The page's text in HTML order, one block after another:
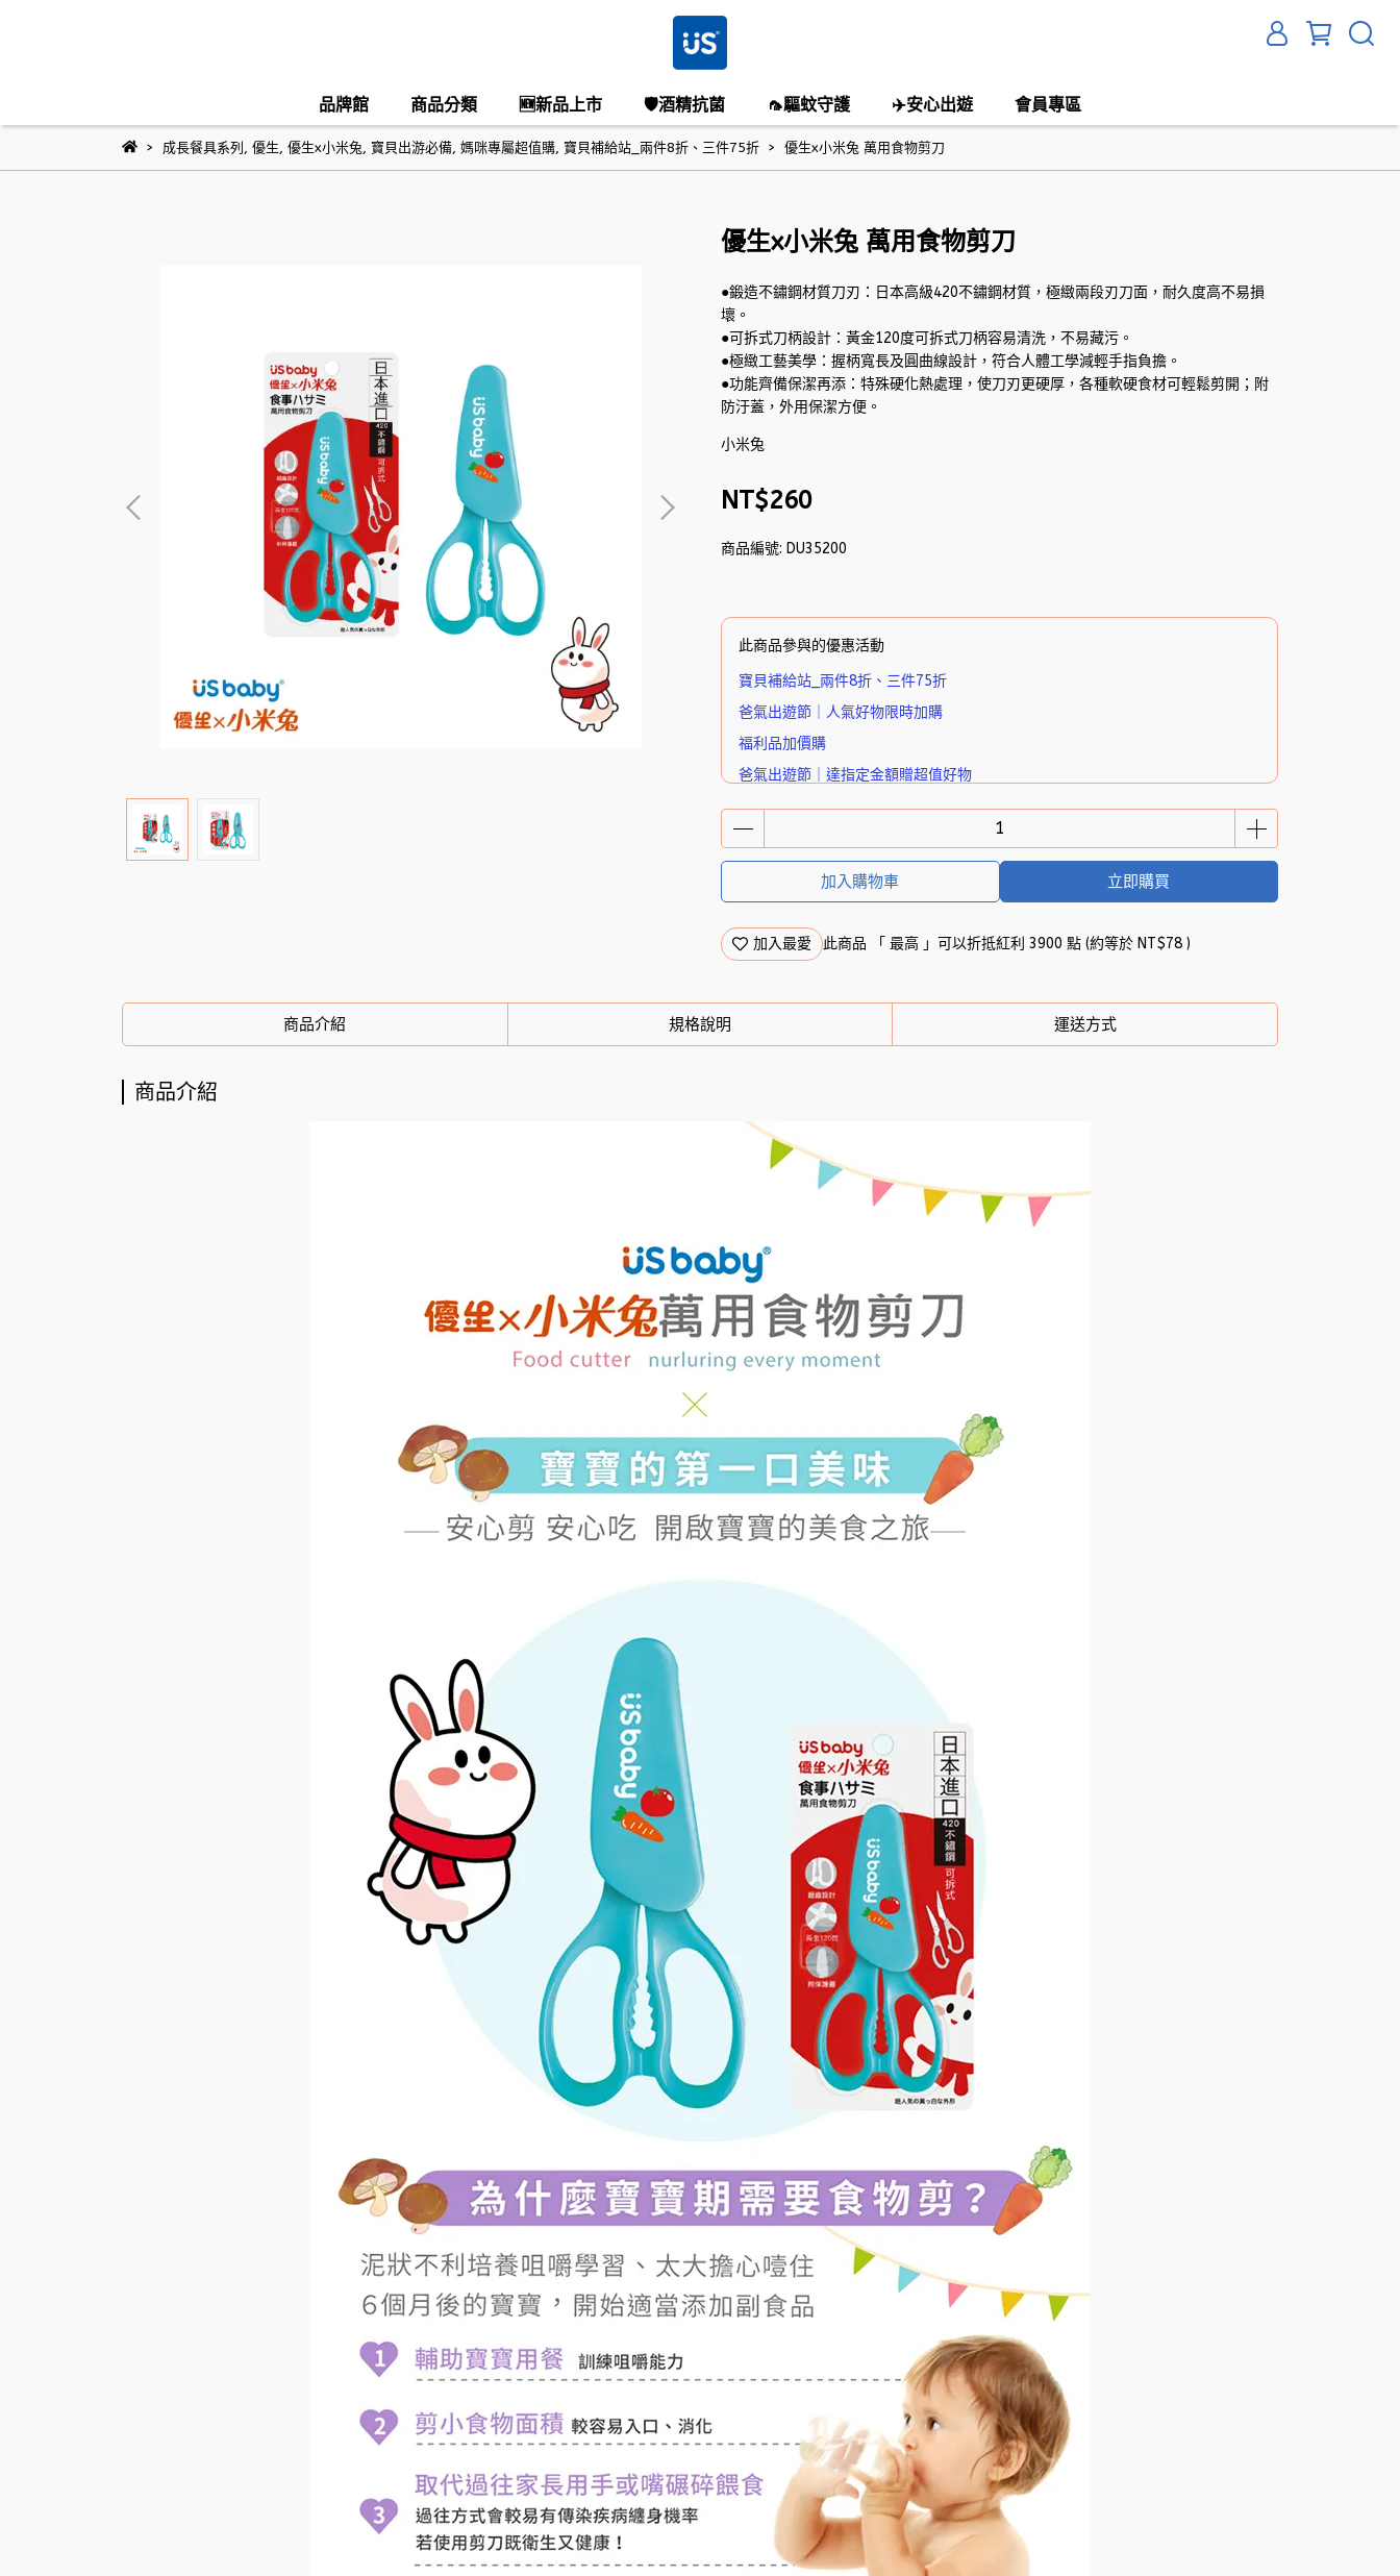
品牌館 商品分類 🆕新品上市 🛡️酒精抗菌 🦟驅蚊守護 ✈️安心出遊 會員專區
成長餐具系列 優生 優生x小米兔 寶貝出游必備, 媽咪專屬超值購, 寶貝補給站_兩件8折、三件75折 優生x小米兔 萬用食物剪刀
優生x小米兔 萬用食物剪刀
●鍛造不鏽鋼材質刀刃：日本高級420不鏽鋼材質，極緻兩段刃刀面，耐久度高不易損
壞。
●可拆式刀柄設計：黃金120度可拆式刀柄容易清洗，不易藏污。
●極緻工藝美學：握柄寬長及圓曲線設計，符合人體工學減輕手指負擔。
●功能齊備保潔再添：特殊硬化熱處理，使刀刃更硬厚，各種軟硬食材可輕鬆剪開；附
防汙蓋，外用保潔方便。
小米兔
NT$260
商品編號: DU35200
此商品參與的優惠活動
寶貝補給站_兩件8折、三件75折
爸氣出遊節｜人氣好物限時加購
福利品加價購
爸氣出遊節｜達指定金額贈超值好物
🎁 下單送好禮｜潔P植萃超迷你濕式衛生紙（8抽3入）
加入購物車 立即購買
加入最愛 此商品 「 最高 」可以折抵紅利 3900 點 (約等於 NT$78 )
商品介紹 規格說明 運送方式
商品介紹